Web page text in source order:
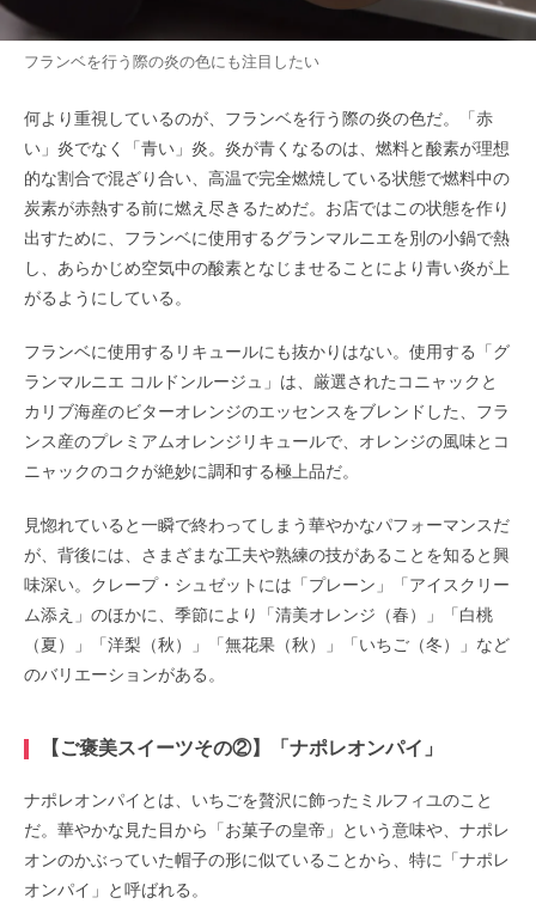
フランベを行う際の炎の色にも注目したい
何より重視しているのが、フランベを行う際の炎の色だ。「赤
い」炎でなく「青い」炎。炎が青くなるのは、燃料と酸素が理想
的な割合で混ざり合い、高温で完全燃焼している状態で燃料中の
炭素が赤熱する前に燃え尽きるためだ。お店ではこの状態を作り
出すために、フランベに使用するグランマルニエを別の小鍋で熱
し、あらかじめ空気中の酸素となじませることにより青い炎が上
がるようにしている。
フランベに使用するリキュールにも抜かりはない。使用する「グ
ランマルニエ コルドンルージュ」は、厳選されたコニャックと
カリブ海産のビターオレンジのエッセンスをブレンドした、フラ
ンス産のプレミアムオレンジリキュールで、オレンジの風味とコ
ニャックのコクが絶妙に調和する極上品だ。
見惚れていると一瞬で終わってしまう華やかなパフォーマンスだ
が、背後には、さまざまな工夫や熟練の技があることを知ると興
味深い。クレープ・シュゼットには「プレーン」「アイスクリー
ム添え」のほかに、季節により「清美オレンジ（春）」「白桃
（夏）」「洋梨（秋）」「無花果（秋）」「いちご（冬）」など
のバリエーションがある。
【ご褒美スイーツその②】「ナポレオンパイ」
ナポレオンパイとは、いちごを贅沢に飾ったミルフィユのこと
だ。華やかな見た目から「お菓子の皇帝」という意味や、ナポレ
オンのかぶっていた帽子の形に似ていることから、特に「ナポレ
オンパイ」と呼ばれる。